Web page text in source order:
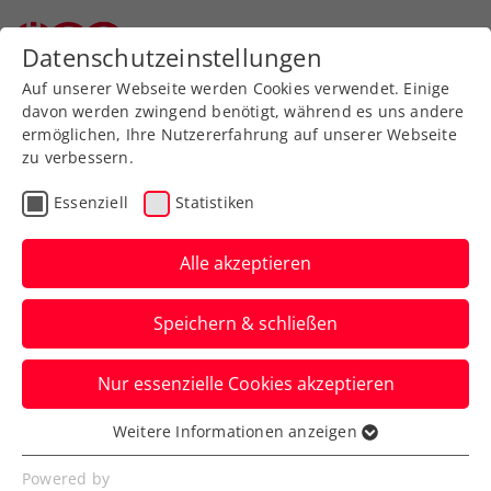
Aktuelle News
News filtern
Datenschutzeinstellungen
Auf unserer Webseite werden Cookies verwendet. Einige
davon werden zwingend benötigt, während es uns andere
ermöglichen, Ihre Nutzererfahrung auf unserer Webseite
zu verbessern.
Essenziell Statistiken
Alle akzeptieren
Speichern & schließen
Nur essenzielle Cookies akzeptieren
Essenziell
Essenzielle Cookies werden für grundlegende
Weitere Informationen anzeigen
Powered by